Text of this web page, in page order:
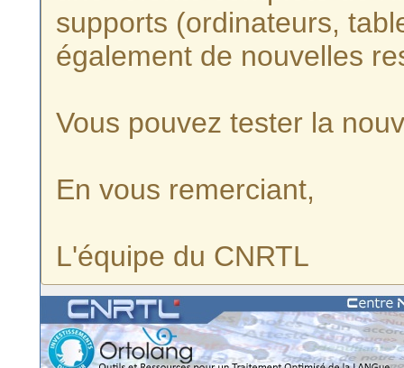
supports (ordinateurs,
également de nouvelles
Vous pouvez tester la
En vous remerciant,
L'équipe du CNRTL